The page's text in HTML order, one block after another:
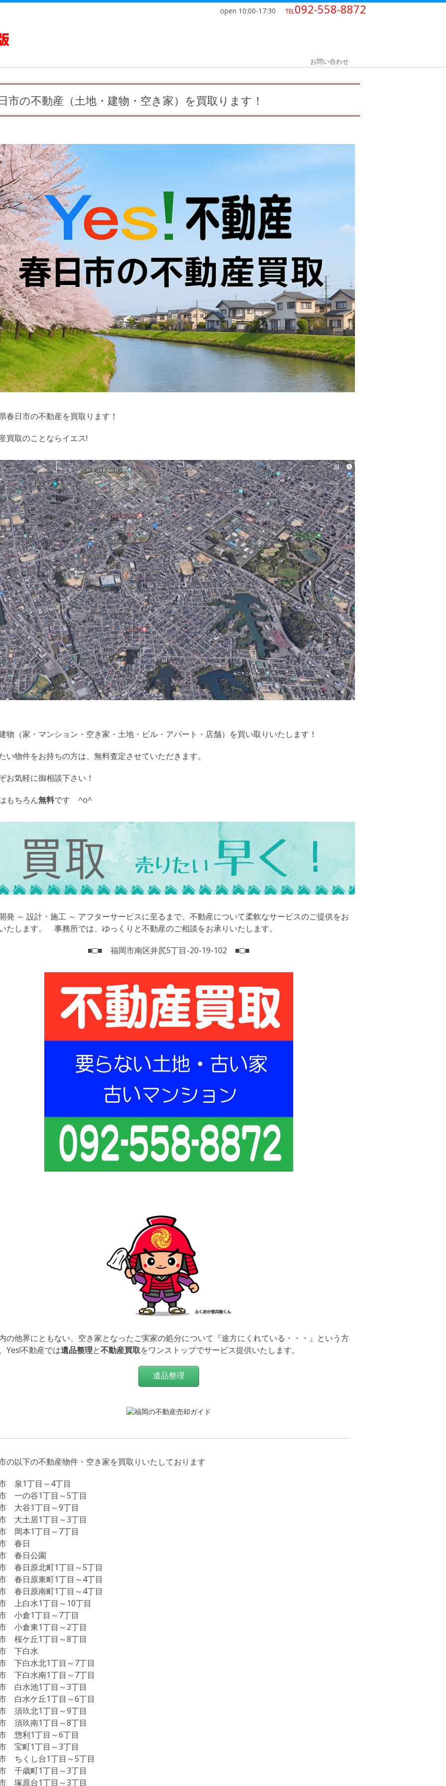
open 10:00-17:30 TEL092-558-8872
お問い合わせ
市の不動産（土地・建物・空き家）を買取ります！
春日市の不動産を買取ります！
買取のことならイエス!
物（家・マンション・空き家・土地・ビル・アパート・店舗）を買い取りいたします！
い物件をお持ちの方は、無料査定させていただきます。
お気軽に御相談下さい！
もちろん無料です ^o^
発 ～ 設計・施工 ～ アフターサービスに至るまで、不動産について柔軟なサービスのご提供をお
たします。 事務所では、ゆっくりと不動産のご相談をお承りいたします。
■□■ 福岡市南区井尻5丁目-20-19-102 ■□■
の他界にともない、空き家となったご実家の処分について『途方にくれている・・・』という方
Yes!不動産では遺品整理と不動産買取をワンストップでサービス提供いたします。
遺品整理
の以下の不動産物件・空き家を買取りいたしております
泉1丁目～4丁目
一の谷1丁目～5丁目
大谷1丁目～9丁目
大土居1丁目～3丁目
岡本1丁目～7丁目
春日
春日公園
春日原北町1丁目～5丁目
春日原東町1丁目～4丁目
春日原南町1丁目～4丁目
上白水1丁目～10丁目
小倉1丁目～7丁目
小倉東1丁目～2丁目
桜ケ丘1丁目～8丁目
下白水
下白水北1丁目～7丁目
下白水南1丁目～7丁目
白水池1丁目～3丁目
白水ケ丘1丁目～6丁目
須玖北1丁目～9丁目
須玖南1丁目～8丁目
惣利1丁目～6丁目
宝町1丁目～3丁目
ちくし台1丁目～5丁目
千歳町1丁目～3丁目
塚原台1丁目～3丁目